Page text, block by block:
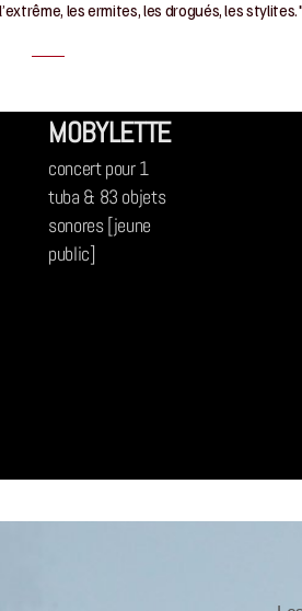
les ermites, les drogués, les
MOBYLETTE
concert pour 1
tuba & 83 objets
sonores [jeune
public]